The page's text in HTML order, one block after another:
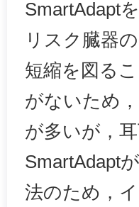
SmartAdapt
リスク臓器
短縮を図る
がないため
が多いが，
SmartAdapt
法のため，